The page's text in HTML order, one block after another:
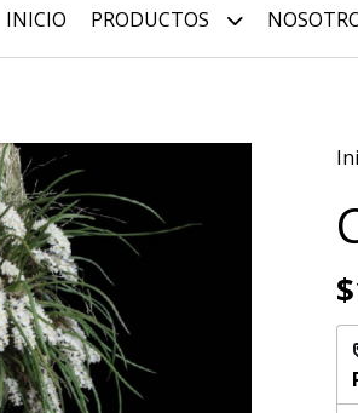
INICIO PRODUCTOS